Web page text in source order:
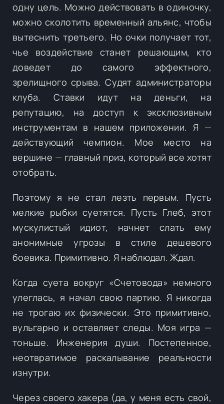
одну цель. Можно действовать в одиночку,
можно сколотить временный альянс, чтобы
вытеснить третьего. Но очки получает тот,
чье воздействие станет решающим, кто
доведет до самого эффектного,
зрелищного срыва. Судят администраторы
клуба. Ставки идут на деньги, на
репутацию, на доступ к эксклюзивным
инструментам в нашем приложении. Я —
действующий чемпион. Мое место на
вершине — главный приз, который все хотят
отобрать.
Поэтому я не стал лезть первым. Пусть
мелкие рыбки суетятся. Пусть Глеб, этот
мускулистый идиот, начнет слать ему
анонимные угрозы в стиле дешевого
боевика. Примитивно. Я наблюдал. Ждал.
Когда суета вокруг «Счетовода» немного
улеглась, я начал свою партию. Я никогда
не трогаю их физически. Это примитивно,
вульгарно и оставляет следы. Моя игра —
тоньше. Инженерия души. Постепенное,
неотвратимое раскалывание реальности
изнутри.
Через своего хакера (да, у меня есть свой,